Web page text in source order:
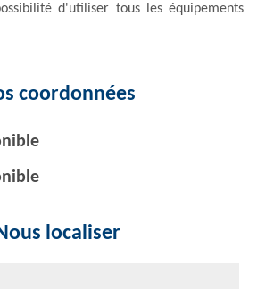
d'utiliser tous les équipements
coordonnées
localiser